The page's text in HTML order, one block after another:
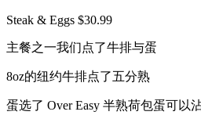
Steak & Eggs $30.99
主餐之一我们点了牛排与蛋
8oz的纽约牛排点了五分熟
蛋选了 Over Easy 半熟荷包蛋可以